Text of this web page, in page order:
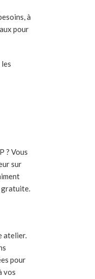
à
pour
? Vous
sur
gratuite.
atelier.
pour
vos